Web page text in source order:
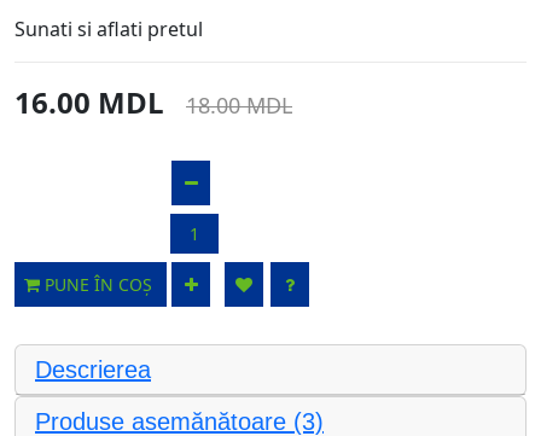
Sunati si aflati pretul
16.00 MDL 18.00 MDL
PUNE ÎN COȘ
Descrierea
Produse asemănătoare (3)